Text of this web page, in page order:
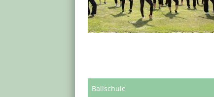
Ballschule